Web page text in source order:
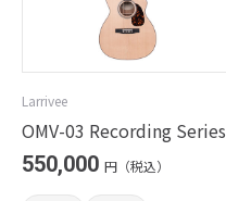
Larrivee
OMV-03 Recording Series
550,000 円（税込）